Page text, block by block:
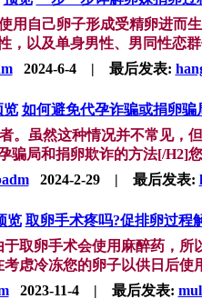
自己卵子形成受精卵进而
，以及单身男性、男同性恋
2024-6-4 | 最后发表:
览 如何避免代孕诈骗或捐卵骗
。虽然这种情况并不常见
骗局和捐卵欺诈的方法[/H2]
2024-2-29 | 最后发表:
览 取卵手术疼吗?促排卵过程
取卵手术会使用麻醉药，
虑冷冻您的卵子以供日后
2023-11-4 | 最后发表: